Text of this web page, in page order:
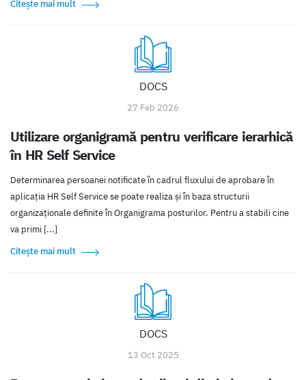
Citește mai mult
DOCS
27 Feb 2026
Utilizare organigramă pentru verificare ierarhică
în HR Self Service
Determinarea persoanei notificate în cadrul fluxului de aprobare în
aplicația HR Self Service se poate realiza și în baza structurii
organizaționale definite în Organigrama posturilor. Pentru a stabili cine
va primi [...]
Citește mai mult
DOCS
13 Oct 2025